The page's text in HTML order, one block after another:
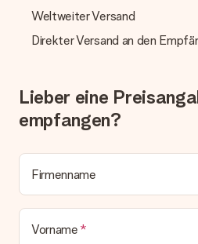
Was, wenn das Geschenk meine
erfüllt?
Sollte das Geschenk wider
Wird die Rechnung mit der
Alle Lieferungen erfolgen ohne
zeitgleich mit der
deinem MySurprise Account
Weltweiter Versand
Direkter Versand an den
Lieber eine
empfangen?
Firmenname
Vorname